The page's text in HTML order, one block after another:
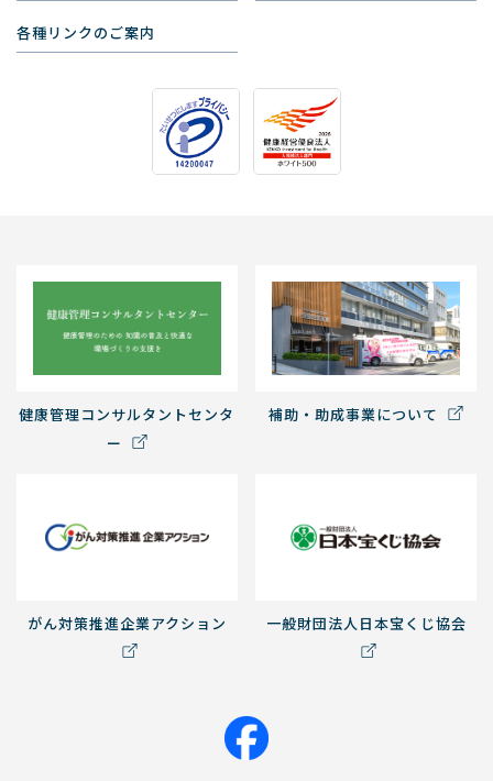
各種リンクのご案内
健康管理コンサルタントセンタ
ー
補助・助成事業について
がん対策推進企業アクション 一般財団法人日本宝くじ協会